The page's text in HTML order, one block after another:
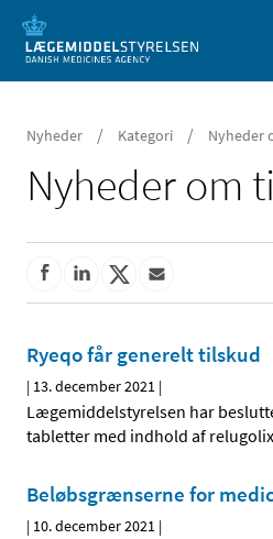
Mobil visning
Nyheder / Kategori / Nyheder
Nyheder om
Ryeqo får generelt tilskud
| 13. december 2021 |
Lægemiddelstyrelsen har
tabletter med indhold af
Beløbsgrænserne for
| 10. december 2021 |